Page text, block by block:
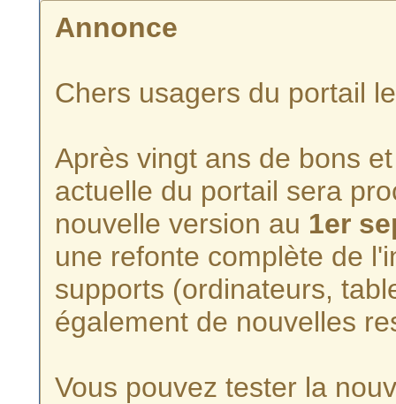
Annonce
Chers usagers du portail
Après vingt ans de bons
actuelle du portail sera
nouvelle version au 1er
une refonte complète de
supports (ordinateurs,
également de nouvelles
Vous pouvez tester la